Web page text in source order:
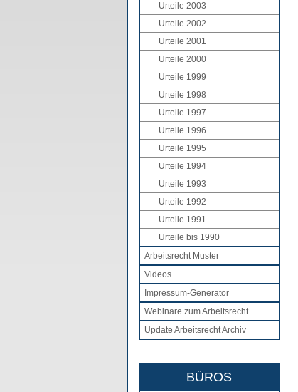
Urteile 2003
Urteile 2002
Urteile 2001
Urteile 2000
Urteile 1999
Urteile 1998
Urteile 1997
Urteile 1996
Urteile 1995
Urteile 1994
Urteile 1993
Urteile 1992
Urteile 1991
Urteile bis 1990
Arbeitsrecht Muster
Videos
Impressum-Generator
Webinare zum Arbeitsrecht
Update Arbeitsrecht Archiv
BÜROS